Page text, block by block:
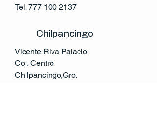
Tel: 777 100 2137
Chilpancingo
Vicente Riva Palacio
Col. Centro
Chilpancingo,Gro.